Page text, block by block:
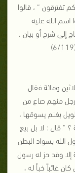
تفترقون “ ، قالوا
الله عليه
إلى شرح أو بيان .
ومائة فقال
منهم صاع من
بغنم يسوقها ،
“ قال : لا بل بيع
الله بسواد البطن
إلا وقد حز له رسول
غائباً خبأ له ،